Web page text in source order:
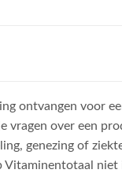
ontvangen voor
over een
genezing of
niet